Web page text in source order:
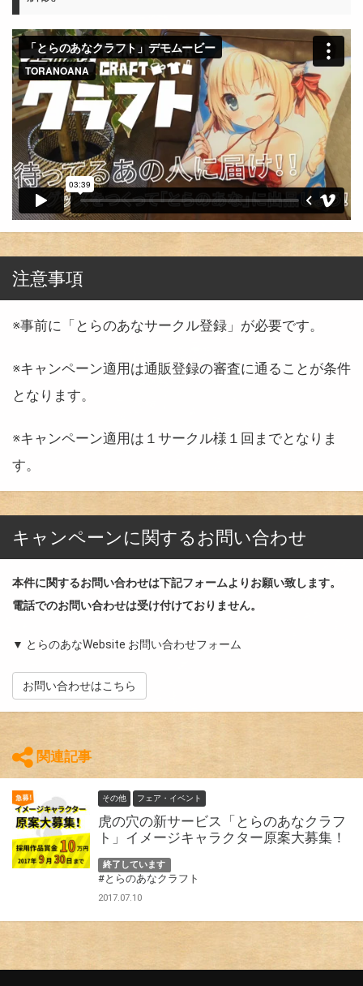
注意事項
※事前に「とらのあなサークル登録」が必要です。
※キャンペーン適用は通販登録の審査に通ることが条件
となります。
※キャンペーン適用は１サークル様１回までとなりま
す。
キャンペーンに関するお問い合わせ
本件に関するお問い合わせは下記フォームよりお願い致します。
電話でのお問い合わせは受け付けておりません。
▼ とらのあなWebsite お問い合わせフォーム
お問い合わせはこちら
関連記事
その他 フェア・イベント
虎の穴の新サービス「とらのあなクラフ
ト」イメージキャラクター原案大募集！
終了しています
#とらのあなクラフト
2017.07.10